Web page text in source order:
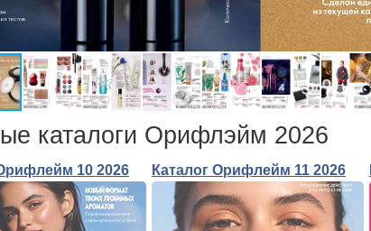
каталоги Орифлэйм 2026
10 2026 Каталог Орифлейм 11 2026